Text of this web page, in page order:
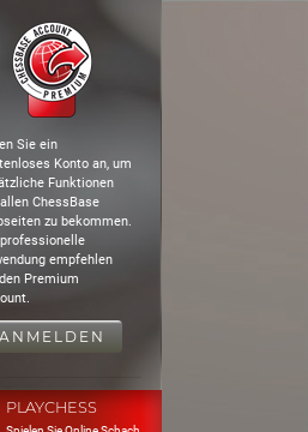
Sie ein
Konto an, um
Funktionen
ChessBase
zu bekommen.
empfehlen
Premium
ANMELDEN
PLAYCHESS